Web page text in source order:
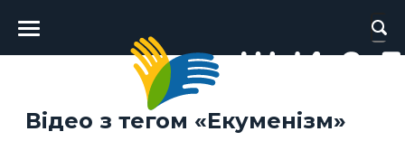
Головне
меню
Відео з тегом «Екуменізм»